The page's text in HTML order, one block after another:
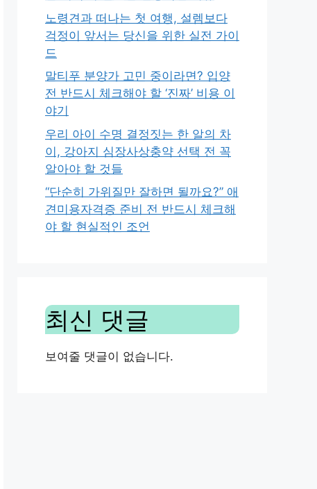
노령견과 떠나는 첫 여행, 설렘보다
걱정이 앞서는 당신을 위한 실전 가이
드
말티푸 분양가 고민 중이라면? 입양
전 반드시 체크해야 할 ‘진짜’ 비용 이
야기
우리 아이 수명 결정짓는 한 알의 차
이, 강아지 심장사상충약 선택 전 꼭
알아야 할 것들
“단순히 가위질만 잘하면 될까요?” 애
견미용자격증 준비 전 반드시 체크해
야 할 현실적인 조언
최신 댓글
보여줄 댓글이 없습니다.